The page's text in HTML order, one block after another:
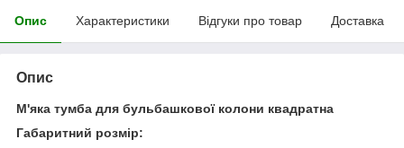
Опис Характеристики Відгуки про товар Доставка
Опис
М'яка тумба для бульбашкової колони квадратна
Габаритний розмір: